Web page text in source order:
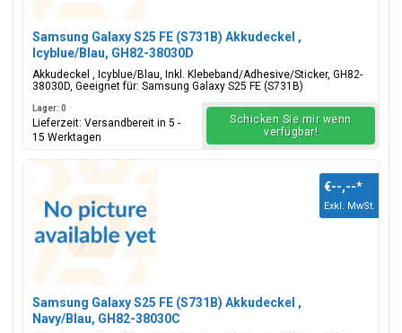
Samsung Galaxy S25 FE (S731B) Akkudeckel ,
Icyblue/Blau, GH82-38030D
Akkudeckel , Icyblue/Blau, Inkl. Klebeband/Adhesive/Sticker, GH82-
38030D, Geeignet für: Samsung Galaxy S25 FE (S731B)
Lager: 0
Lieferzeit: Versandbereit in 5 -
15 Werktagen
Schicken Sie mir wenn
verfügbar!
Samsung Galaxy S25 FE (S731B) Akkudeckel ,
Navy/Blau, GH82-38030C
€--,--*
Exkl. MwSt.